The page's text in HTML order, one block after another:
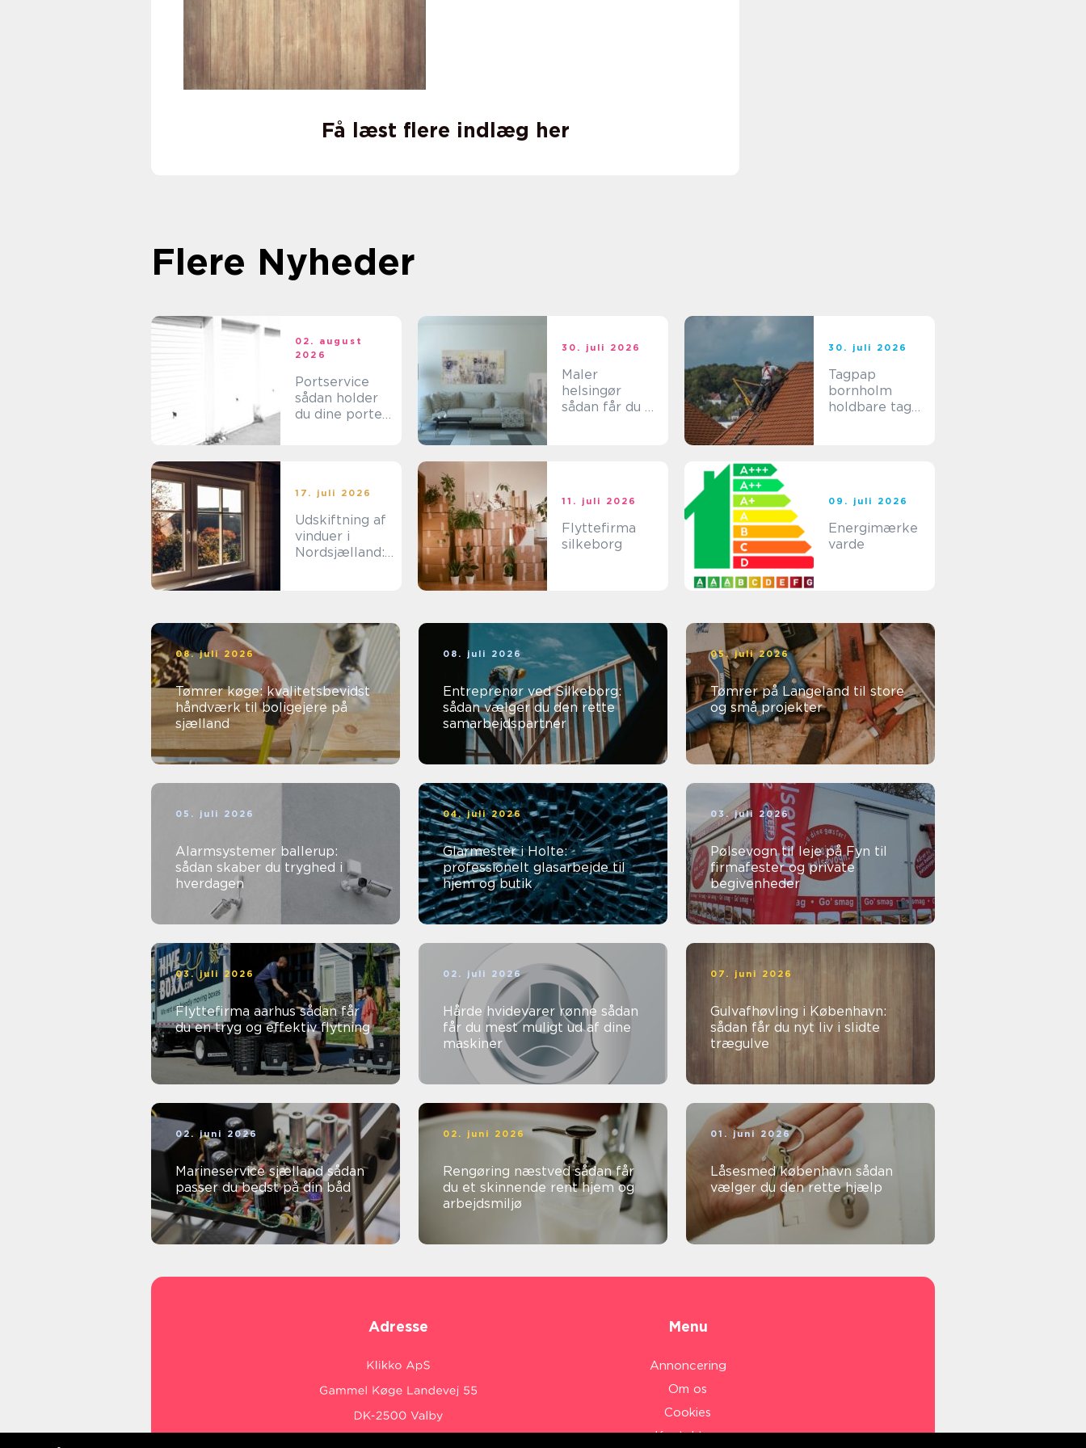
Få læst flere indlæg her
Flere Nyheder
02. august
2026
Portservice
sådan holder
du dine porte
30. juli 2026
Maler
helsingør
sådan får du et
30. juli 2026
Tagpap
bornholm
holdbare tage
17. juli 2026
Udskiftning af
vinduer i
Nordsjælland:
11. juli 2026
Flyttefirma
silkeborg
09. juli 2026
Energimærke
varde
08. juli 2026
Tømrer køge: kvalitetsbevidst
håndværk til boligejere på
sjælland
08. juli 2026
Entreprenør ved Silkeborg:
sådan vælger du den rette
samarbejdspartner
05. juli 2026
Tømrer på Langeland til store
og små projekter
05. juli 2026
Alarmsystemer ballerup:
sådan skaber du tryghed i
hverdagen
04. juli 2026
Glarmester i Holte:
professionelt glasarbejde til
hjem og butik
03. juli 2026
Pølsevogn til leje på Fyn til
firmafester og private
begivenheder
03. juli 2026
Flyttefirma aarhus sådan får
du en tryg og effektiv flytning
02. juli 2026
Hårde hvidevarer rønne sådan
får du mest muligt ud af dine
maskiner
07. juni 2026
Gulvafhøvling i København:
sådan får du nyt liv i slidte
trægulve
02. juni 2026
Marineservice sjælland sådan
passer du bedst på din båd
02. juni 2026
Rengøring næstved sådan får
du et skinnende rent hjem og
arbejdsmiljø
01. juni 2026
Låsesmed københavn sådan
vælger du den rette hjælp
Adresse Menu
Annoncering
Om os
Cookies
Kontakt os